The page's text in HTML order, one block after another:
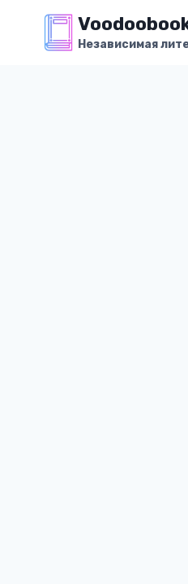
содержимомуНезависимая